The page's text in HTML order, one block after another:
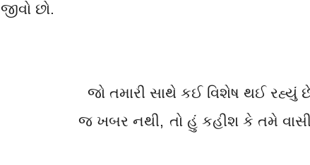
જીવો છો.
જો તમારી સાથે કઈ વિશેષ થઈ
જ ખબર નથી, તો હું કહીશ કે તમે